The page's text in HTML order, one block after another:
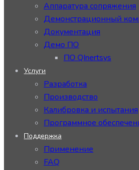
Аппаратура сопряжения
Демонстрационный
Документация
Демо ПО
ПО QInertsys
Услуги
Разработка
Производство
Калибровка и испытания
Программное
Поддержка
Применение
FAQ